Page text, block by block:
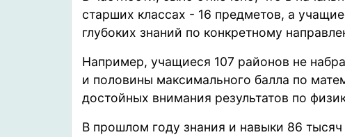
старших классах - 16 предметов, а
глубоких знаний по конкретному
Например, учащиеся 107 районов не
и половины максимального балла по
достойных внимания результатов по
В прошлом году знания и навыки 86